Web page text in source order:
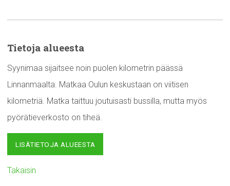
Tietoja alueesta
Syynimaa sijaitsee noin puolen kilometrin päässä
Linnanmaalta. Matkaa Oulun keskustaan on viitisen
kilometriä. Matka taittuu joutuisasti bussilla, mutta myös
pyörätieverkosto on tiheä.
LISÄTIETOJA ALUEESTA
Takaisin